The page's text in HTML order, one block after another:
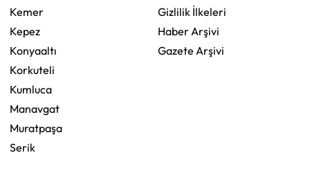
Kemer
Kepez
Konyaaltı
Korkuteli
Kumluca
Manavgat
Muratpaşa
Serik
Gizlilik İlkeleri
Haber Arşivi
Gazete Arşivi